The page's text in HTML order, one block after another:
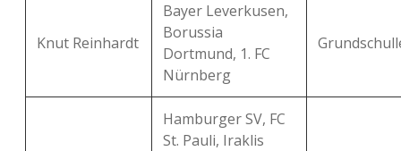
Knut Reinhardt
Bayer Leverkusen,
Borussia
Dortmund, 1. FC
Nürnberg
Hamburger SV, FC
St. Pauli, Iraklis